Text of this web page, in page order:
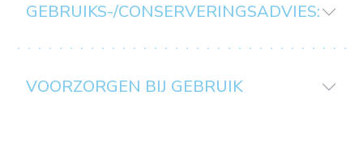
GEBRUIKS-/CONSERVERINGSADVIES:
VOORZORGEN BIJ GEBRUIK